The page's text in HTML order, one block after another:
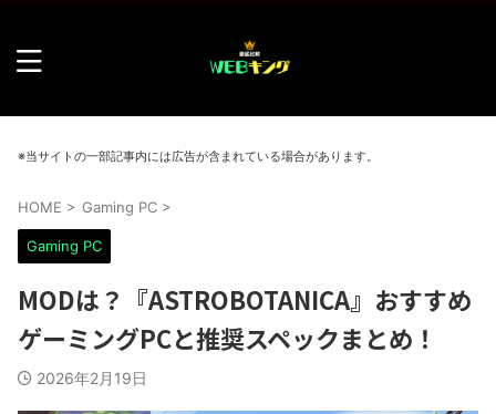
※当サイトの一部記事内には広告が含まれている場合があります。
HOME > Gaming PC >
Gaming PC
MODは？『ASTROBOTANICA』おすすめ
ゲーミングPCと推奨スペックまとめ！
2026年2月19日